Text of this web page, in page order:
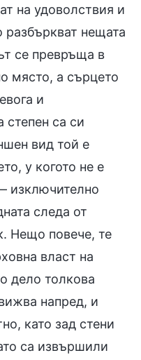
на удоволствия и
разбъркват нещата
се превръща в
място, а сърцето
и
степен са си
вид той е
у когото не е
изключително
следа от
Нещо повече, те
власт на
дело толкова
напред, и
като зад стени
са извършили